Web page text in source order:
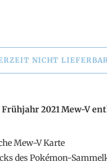
NICHT LIEFERBAR
2021 Mew-V
Mew-V Karte
des Pokémon-